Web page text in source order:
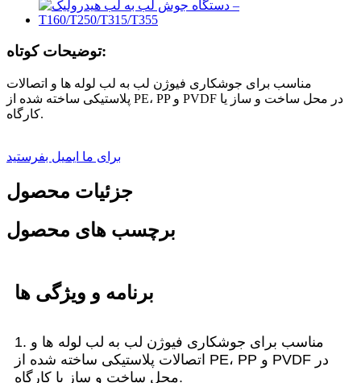
توضیحات کوتاه:
مناسب برای جوشکاری فیوژن لب به لب لوله ها و اتصالات
پلاستیکی ساخته شده از PE، PP و PVDF در محل ساخت و ساز یا
کارگاه.
برای ما ایمیل بفرستید
جزئیات محصول
برچسب های محصول
برنامه و ویژگی ها
1. مناسب برای جوشکاری فیوژن لب به لب لوله ها و
اتصالات پلاستیکی ساخته شده از PE، PP و PVDF در
محل ساخت و ساز یا کارگاه.